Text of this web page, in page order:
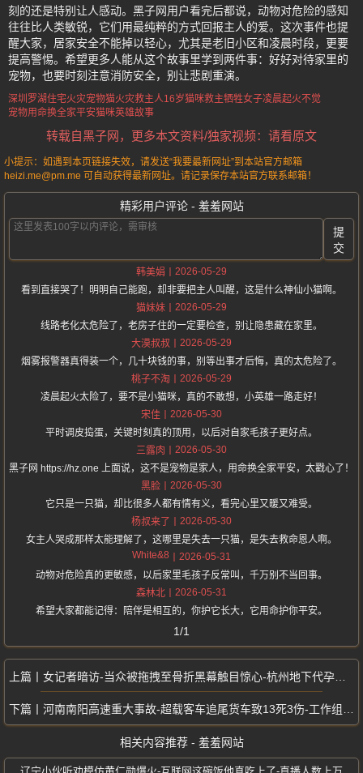
刻的还是特别让人感动。黑子网用户看完后都说，动物对危险的感知
往往比人类敏锐，它们用最纯粹的方式回报主人的爱。这次事件也提
醒大家，居家安全不能掉以轻心，尤其是老旧小区和凌晨时段，更要
提高警惕。希望更多人能从这个故事里学到两件事：好好对待家里的
宠物，也要时刻注意消防安全，别让悲剧重演。
深圳罗湖住宅火灾宠物猫火灾救主人16岁猫咪救主牺牲女子凌晨起火不觉
宠物用命换全家平安猫咪英雄故事
转载自黑子网，更多本文资料/独家视频：请看原文
小提示：如遇到本页链接失效，请发送“我要最新网址”到本站官方邮箱
heizi.me@pm.me 可自动获得最新网址。请记录保存本站官方联系邮箱！
精彩用户评论 - 羞羞网站
提
交
韩美娟
2026-05-29
看到直接哭了！明明自己能跑，却非要把主人叫醒，这是什么神仙小猫啊。
猫妹妹
2026-05-29
线路老化太危险了，老房子住的一定要检查，别让隐患藏在家里。
大漠叔叔
2026-05-29
烟雾报警器真得装一个，几十块钱的事，别等出事才后悔，真的太危险了。
桃子不淘
2026-05-29
凌晨起火太险了，要不是小猫咪，真的不敢想，小英雄一路走好！
宋佳
2026-05-30
平时调皮捣蛋，关键时刻真的顶用，以后对自家毛孩子更好点。
三露肉
2026-05-30
黑子网 https://hz.one 上面说，这不是宠物是家人，用命换全家平安，太戳心了！
黑脸
2026-05-30
它只是一只猫，却比很多人都有情有义，看完心里又暖又难受。
杨叔来了
2026-05-30
女主人哭成那样太能理解了，这哪里是失去一只猫，是失去救命恩人啊。
White&8
2026-05-31
动物对危险真的更敏感，以后家里毛孩子反常叫，千万别不当回事。
森林北
2026-05-31
希望大家都能记得：陪伴是相互的，你护它长大，它用命护你平安。
1/1
女记者暗访-当众被拖拽至骨折黑幕触目惊心-杭州地下代孕窝点
河南南阳高速重大事故-超载客车追尾货车致13死3伤-工作组紧急调查
相关内容推荐 - 羞羞网站